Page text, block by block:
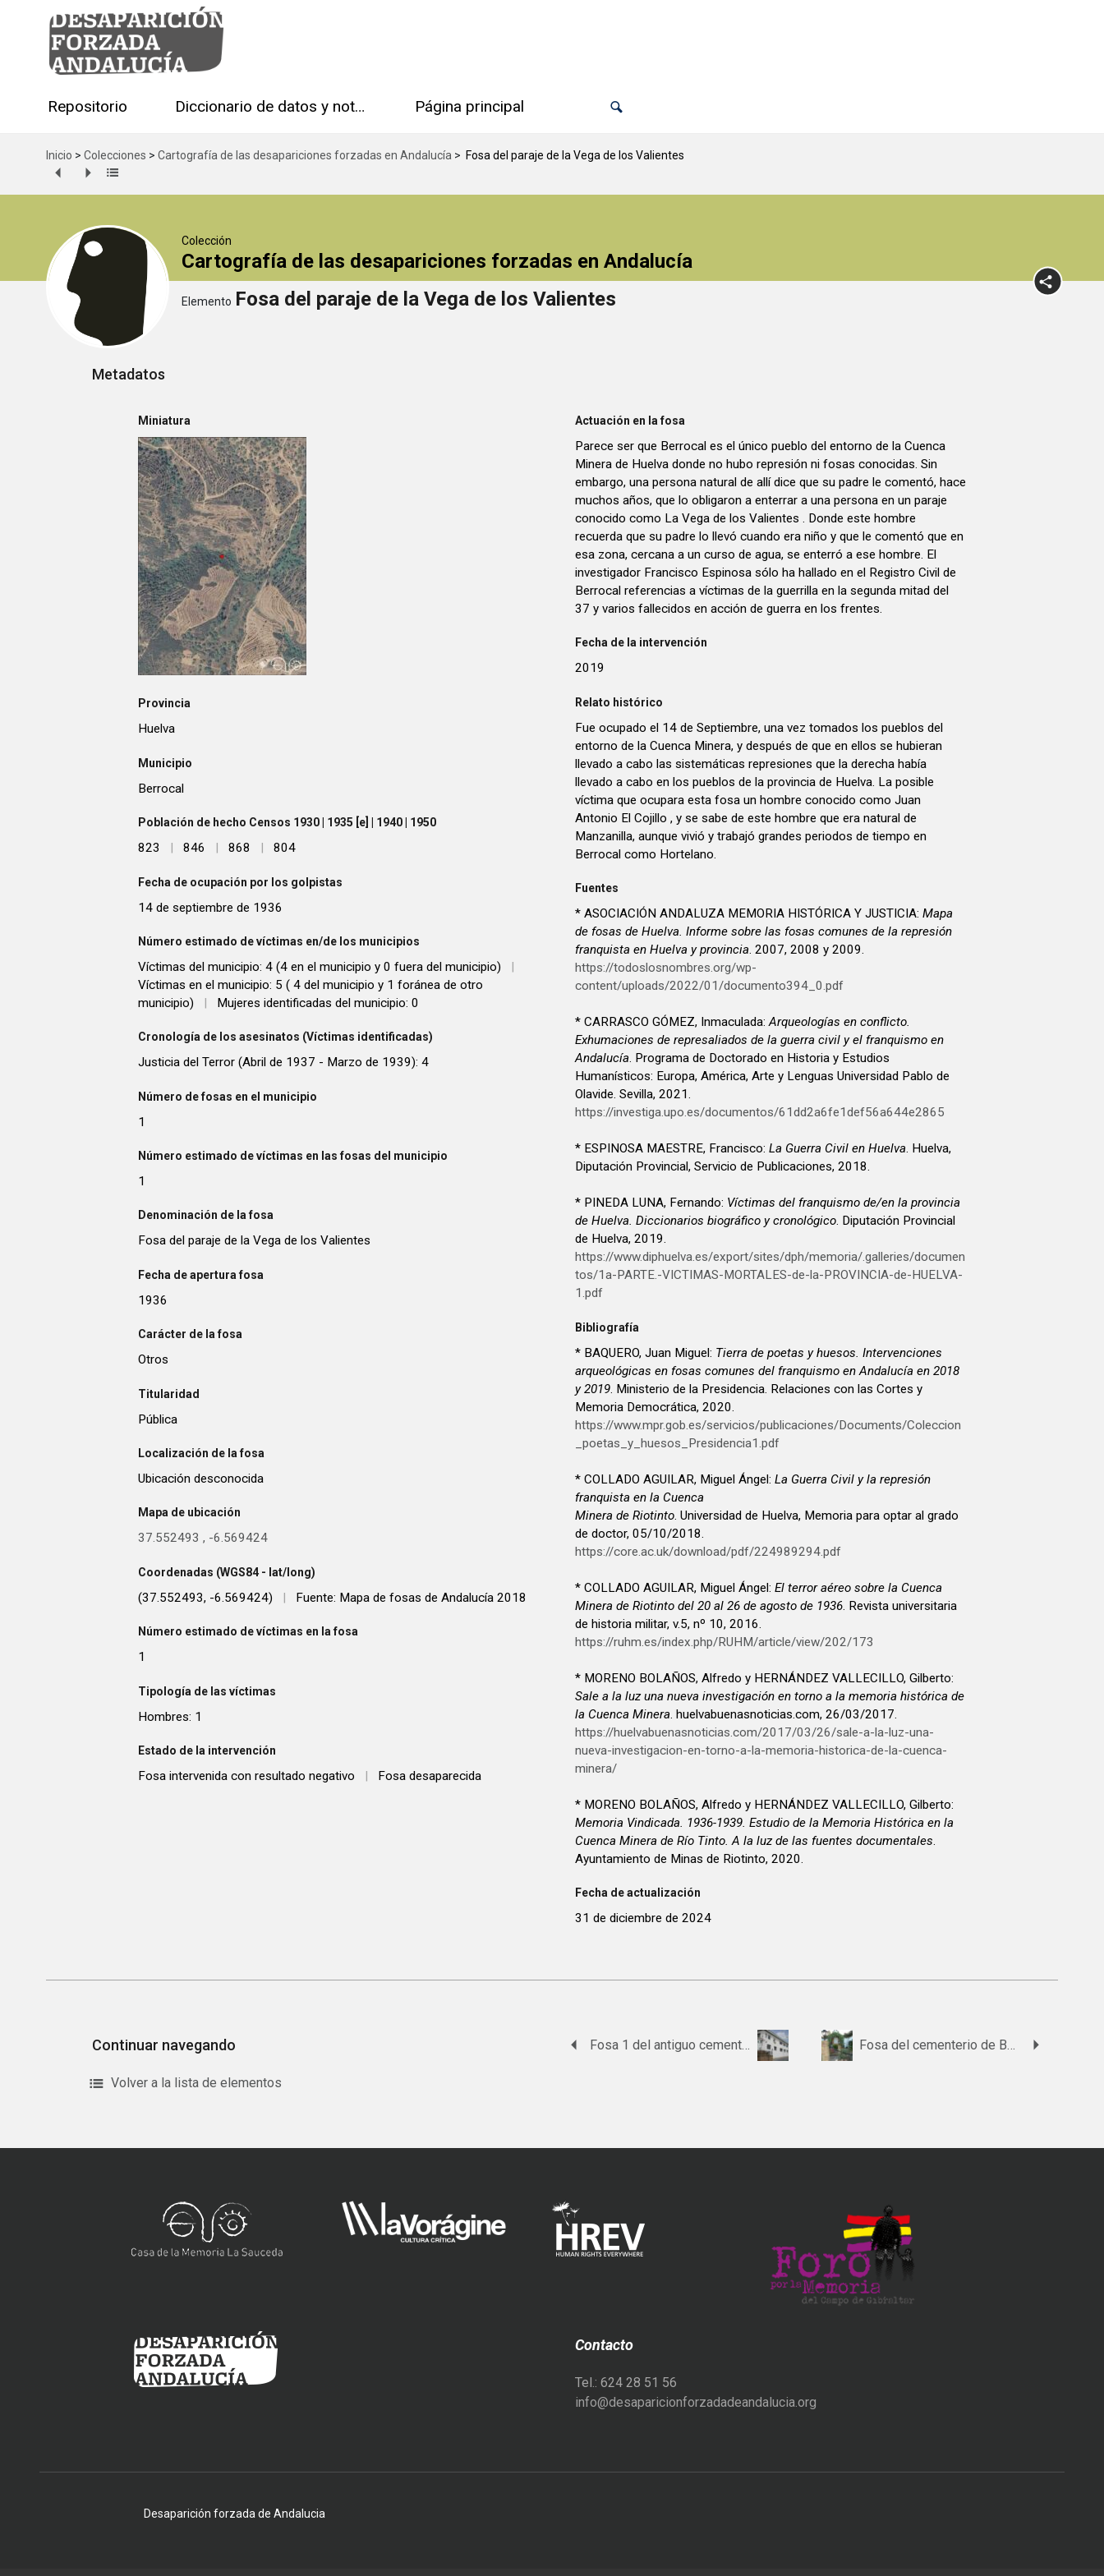
Repositorio Diccionario de datos y notas técnicas Página principal
Inicio > Colecciones > Cartografía de las desapariciones forzadas en Andalucía > Fosa del paraje de la Vega de los Valientes
Colección
Cartografía de las desapariciones forzadas en Andalucía
Elemento Fosa del paraje de la Vega de los Valientes
Metadatos
Miniatura
Provincia
Huelva
Municipio
Berrocal
Población de hecho Censos 1930 | 1935 [e] | 1940 | 1950
823 | 846 | 868 | 804
Fecha de ocupación por los golpistas
14 de septiembre de 1936
Número estimado de víctimas en/de los municipios
Víctimas del municipio: 4 (4 en el municipio y 0 fuera del municipio)
|
Víctimas en el municipio: 5 ( 4 del municipio y 1 foránea de otro
municipio)
| Mujeres identificadas del municipio: 0
Cronología de los asesinatos (Víctimas identificadas)
Justicia del Terror (Abril de 1937 - Marzo de 1939): 4
Número de fosas en el municipio
1
Número estimado de víctimas en las fosas del municipio
1
Denominación de la fosa
Fosa del paraje de la Vega de los Valientes
Fecha de apertura fosa
1936
Carácter de la fosa
Otros
Titularidad
Pública
Localización de la fosa
Ubicación desconocida
Mapa de ubicación
37.552493 , -6.569424
Coordenadas (WGS84 - lat/long)
(37.552493, -6.569424) | Fuente: Mapa de fosas de Andalucía 2018
Número estimado de víctimas en la fosa
1
Tipología de las víctimas
Hombres: 1
Estado de la intervención
Fosa intervenida con resultado negativo | Fosa desaparecida
Actuación en la fosa
Parece ser que Berrocal es el único pueblo del entorno de la Cuenca
Minera de Huelva donde no hubo represión ni fosas conocidas. Sin
embargo, una persona natural de allí dice que su padre le comentó, hace
muchos años, que lo obligaron a enterrar a una persona en un paraje
conocido como La Vega de los Valientes . Donde este hombre
recuerda que su padre lo llevó cuando era niño y que le comentó que en
esa zona, cercana a un curso de agua, se enterró a ese hombre. El
investigador Francisco Espinosa sólo ha hallado en el Registro Civil de
Berrocal referencias a víctimas de la guerrilla en la segunda mitad del
37 y varios fallecidos en acción de guerra en los frentes.
Fecha de la intervención
2019
Relato histórico
Fue ocupado el 14 de Septiembre, una vez tomados los pueblos del
entorno de la Cuenca Minera, y después de que en ellos se hubieran
llevado a cabo las sistemáticas represiones que la derecha había
llevado a cabo en los pueblos de la provincia de Huelva. La posible
víctima que ocupara esta fosa un hombre conocido como Juan
Antonio El Cojillo , y se sabe de este hombre que era natural de
Manzanilla, aunque vivió y trabajó grandes periodos de tiempo en
Berrocal como Hortelano.
Fuentes
* ASOCIACIÓN ANDALUZA MEMORIA HISTÓRICA Y JUSTICIA: Mapa
de fosas de Huelva. Informe sobre las fosas comunes de la represión
franquista en Huelva y provincia. 2007, 2008 y 2009.
https://todoslosnombres.org/wp-
content/uploads/2022/01/documento394_0.pdf
* CARRASCO GÓMEZ, Inmaculada:Arqueologías en conflicto.
Exhumaciones de represaliados de la guerra civil y el franquismo en
Andalucía. Programa de Doctorado en Historia y Estudios
Humanísticos: Europa, América, Arte y Lenguas Universidad Pablo de
Olavide. Sevilla, 2021.
https://investiga.upo.es/documentos/61dd2a6fe1def56a644e2865
* ESPINOSA MAESTRE, Francisco: La Guerra Civil en Huelva. Huelva,
Diputación Provincial, Servicio de Publicaciones, 2018.
* PINEDA LUNA, Fernando: Víctimas del franquismo de/en la provincia
de Huelva. Diccionarios biográfico y cronológico. Diputación Provincial
de Huelva, 2019.
https://www.diphuelva.es/export/sites/dph/memoria/.galleries/documen
tos/1a-PARTE.-VICTIMAS-MORTALES-de-la-PROVINCIA-de-HUELVA-
1.pdf
Bibliografía
* BAQUERO, Juan Miguel: Tierra de poetas y huesos. Intervenciones
arqueológicas en fosas comunes del franquismo en Andalucía en 2018
y 2019
Memoria Democrática, 2020.
https://www.mpr.gob.es/servicios/publicaciones/Documents/Coleccion
_poetas_y_huesos_Presidencia1.pdf
* COLLADO AGUILAR, Miguel Ángel: La Guerra Civil y la represión
franquista en la Cuenca
Minera de Riotinto . Universidad de Huelva, Memoria para optar al grado
de doctor, 05/10/2018.
https://core.ac.uk/download/pdf/224989294.pdf
* COLLADO AGUILAR, Miguel Ángel: El terror aéreo sobre la Cuenca
Minera de Riotinto del 20 al 26 de agosto de 1936 . Revista universitaria
de historia militar, v.5, nº 10, 2016.
https://ruhm.es/index.php/RUHM/article/view/202/173
* MORENO BOLAÑOS, Alfredo y HERNÁNDEZ VALLECILLO, Gilberto:
Sale a la luz una nueva investigación en torno a la memoria histórica de
la Cuenca Minera . huelvabuenasnoticias.com, 26/03/2017.
https://huelvabuenasnoticias.com/2017/03/26/sale-a-la-luz-una-
nueva-investigacion-en-torno-a-la-memoria-historica-de-la-cuenca-
minera/
* MORENO BOLAÑOS, Alfredo y HERNÁNDEZ VALLECILLO, Gilberto:
Memoria Vindicada. 1936-1939. Estudio de la Memoria Histórica en la
Cuenca Minera de Río Tinto. A la luz de las fuentes documentales
Ayuntamiento de Minas de Riotinto, 2020.
Fecha de actualización
31 de diciembre de 2024
Continuar navegando Fosa 1 del antiguo cementerio de Bollullos Par del Condado Fosa del cementerio de Beas
Volver a la lista de elementos
Contacto
Tel.: 624 28 51 56
info@desaparicionforzadadeandalucia.org
Desaparición forzada de Andalucia